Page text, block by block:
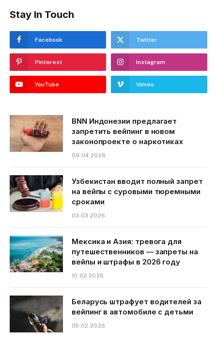
Stay In Touch
Facebook Twitter
Pinterest Instagram
YouTube Vimeo
BNN Индонезии предлагает
запретить вейпинг в новом
законопроекте о наркотиках
09.04.2026
Узбекистан вводит полный запрет
на вейпы с суровыми тюремными
сроками
03.03.2026
Мексика и Азия: тревога для
путешественников — запреты на
вейпы и штрафы в 2026 году
10.02.2026
Беларусь штрафует водителей за
вейпинг в автомобиле с детьми
05.02.2026